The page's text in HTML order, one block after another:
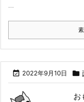
...
 2022年9月10日 
お